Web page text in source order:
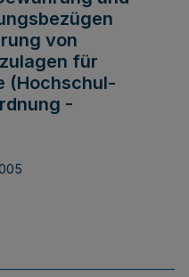
von
für
(Hochschul-
-